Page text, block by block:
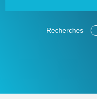
Recherches